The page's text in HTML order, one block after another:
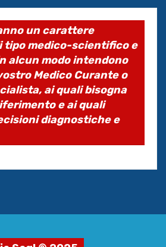
un carattere
tipo medico-scientifico e
alcun modo intendono
Medico Curante o
ai quali bisogna
e ai quali
diagnostiche e